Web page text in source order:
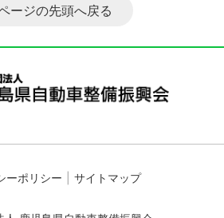
ージの先頭へ戻る
ーポリシー サイトマップ